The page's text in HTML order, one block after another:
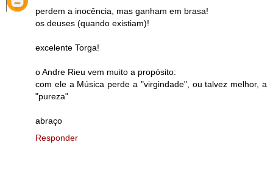
perdem a inocência, mas ganham em brasa!
os deuses (quando existiam)!
excelente Torga!
o Andre Rieu vem muito a propósito:
com ele a Música perde a "virgindade", ou talvez melhor, a
"pureza"
abraço
Responder